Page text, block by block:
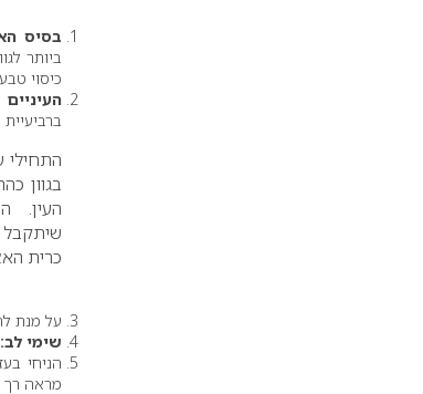
בסיס
ביותר
כיסוי
העיניים
התחילי
בגוון
העין.
כרית
על מנת
שימי לב:
הניחי
מראה